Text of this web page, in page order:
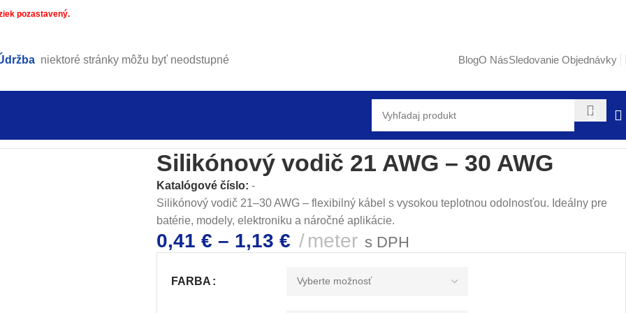
pozastavený.
niektoré stránky môžu byť neodstupné BlogO NásSledovanie Objednávky
Silikónový vodič 21 AWG – 30 AWG
Katalógové číslo: -
Silikónový vodič 21–30 AWG – flexibilný kábel s vysokou teplotnou odolnosťou. Ideálny pre
batérie, modely, elektroniku a náročné aplikácie.
0,41 € – 1,13 € meter s DPH
FARBA